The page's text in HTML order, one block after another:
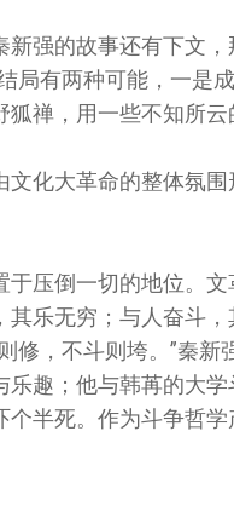
强的故事还有下文，
局有两种可能，一是
禅， 用一些不知所
文化大革命的整体氛
于压倒一切的地位。文
其乐无穷；与人奋斗，
修， 不斗则垮。”秦新
乐趣；他与韩苒的大学
个半死。作为斗争哲